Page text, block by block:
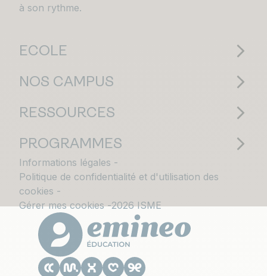
à son rythme.
ECOLE
NOS CAMPUS
RESSOURCES
PROGRAMMES
Informations légales
Politique de confidentialité et d'utilisation des
cookies
Gérer mes cookies 2026 ISME